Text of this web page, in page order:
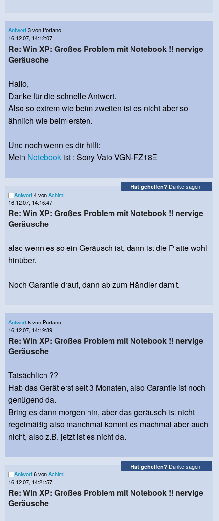
Antwort3 von Portano
16.12.07, 14:12:07
Re: Win XP: Großes Problem mit Notebook !! nervige
Geräusche
Hallo,
Danke für die schnelle Antwort.
Also so extrem wie beim zweiten ist es nicht aber so
ähnlich wie beim ersten.
Und noch wenn es dir hilft:
Mein Notebook ist : Sony Vaio VGN-FZ18E
Hat geholfen? Danke sagen!
Antwort4 vonAchimL
16.12.07, 14:16:47
Re: Win XP: Großes Problem mit Notebook !! nervige
Geräusche
also wenn es so ein Geräusch ist, dann ist die Platte wohl
hinüber.
Noch Garantie drauf, dann ab zum Händler damit.
Antwort5 von Portano
16.12.07, 14:19:39
Re: Win XP: Großes Problem mit Notebook !! nervige
Geräusche
Tatsächlich ??
Hab das Gerät erst seit 3 Monaten, also Garantie ist noch
genügend da.
Bring es dann morgen hin, aber das geräusch ist nicht
regelmäßig also manchmal kommt es machmal aber auch
nicht, also z.B. jetzt ist es nicht da.
Hat geholfen? Danke sagen!
Antwort6 vonAchimL
16.12.07, 14:21:57
Re: Win XP: Großes Problem mit Notebook !! nervige
Geräusche